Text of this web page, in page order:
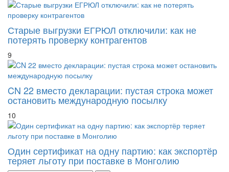
Старые выгрузки ЕГРЮЛ отключили: как не
потерять проверку контрагентов
9
CN 22 вместо декларации: пустая строка может
остановить международную посылку
10
Один сертификат на одну партию: как экспортёр
теряет льготу при поставке в Монголию